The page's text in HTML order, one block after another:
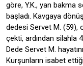
göre, Y.K., yan bakma
başladı. Kavgaya
dedesi Servet M. (59),
çekti, ardından silahla
Dede Servet M.
Kurşunların isabet